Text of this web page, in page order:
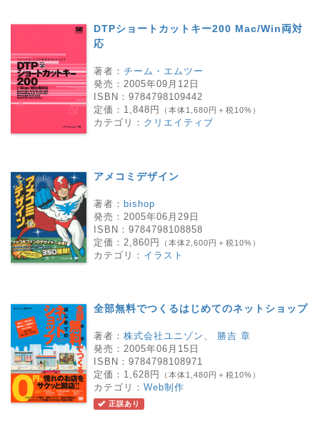
DTPショートカットキー200 Mac/Win両対
応
著者： チーム・エムツー
発売： 2005年09月12日
ISBN： 9784798109442
定価： 1,848円 （本体1,680円＋税10%）
カテゴリ： クリエイティブ
アメコミデザイン
著者： bishop
発売： 2005年06月29日
ISBN： 9784798108858
定価： 2,860円 （本体2,600円＋税10%）
カテゴリ： イラスト
全部無料でつくるはじめてのネットショップ
著者： 株式会社ユニゾン 、 勝吉 章
発売： 2005年06月15日
ISBN： 9784798108971
定価： 1,628円 （本体1,480円＋税10%）
カテゴリ： Web制作
正誤あり